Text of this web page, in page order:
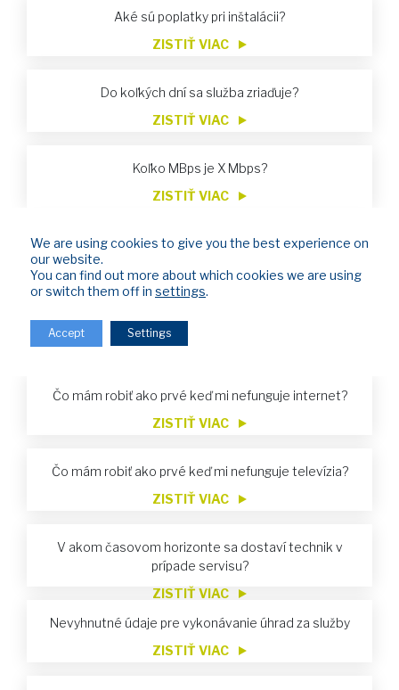
Aké sú poplatky pri inštalácii?
ZISTIŤ VIAC
Do koľkých dní sa služba zriaďuje?
ZISTIŤ VIAC
Koľko MBps je X Mbps?
ZISTIŤ VIAC
Na čo slúži verejná IP adresa?
ZISTIŤ VIAC
Kde nájdem programovú štruktúru KONFER TV?
ZISTIŤ VIAC
Čo mám robiť ako prvé keď mi nefunguje internet?
ZISTIŤ VIAC
Čo mám robiť ako prvé keď mi nefunguje televízia?
ZISTIŤ VIAC
V akom časovom horizonte sa dostaví technik v
prípade servisu?
ZISTIŤ VIAC
Nevyhnutné údaje pre vykonávanie úhrad za služby
ZISTIŤ VIAC
We are using cookies to give you the best experience on
our website.
You can find out more about which cookies we are using
or switch them off in settings.
Accept Settings